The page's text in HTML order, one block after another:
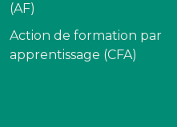
(AF)
Action de formation par
apprentissage (CFA)